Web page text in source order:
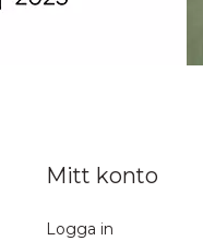
Mitt konto
Logga in